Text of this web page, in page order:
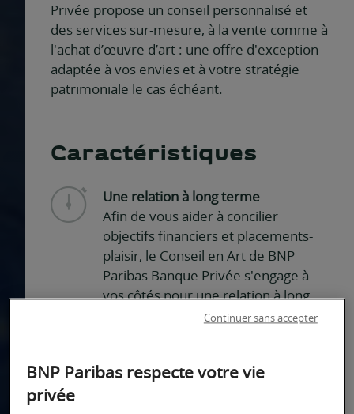
Privée propose un conseil personnalisé et
des services sur-mesure, à la vente comme à
l'achat d’œuvre d’art : une offre d'exception
adaptée à vos envies et à votre stratégie
patrimoniale le cas échéant.
Caractéristiques
Une relation à long terme
Afin de vous aider à concilier
objectifs financiers et placements-
plaisir, le Conseil en Art de BNP
Paribas Banque Privée s'engage à
vos côtés pour une relation à long
terme. Nous restons à l’écoute et
de leur patrimoine.
BNP Paribas respecte votre vie
privée
Continuer sans accepter